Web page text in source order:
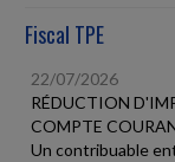
Fiscal TPE
22/07/2026
RÉDUCTION
COMPTE
Un contribuable